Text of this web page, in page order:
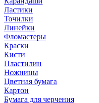
Ластики
Точилки
Линейки
Фломастеры
Краски
Кисти
Пластилин
Ножницы
Цветная бумага
Картон
Бумага для черчения